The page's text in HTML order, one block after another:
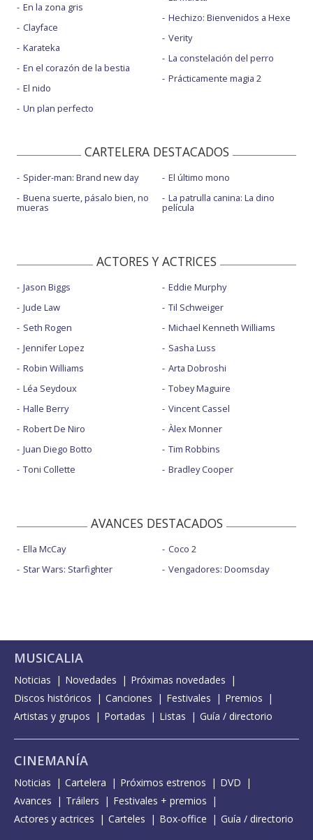
En la zona gris
Clayface
Karateka
En el corazón de la bestia
El nido
Un plan perfecto
Hechizo: Bienvenidos a Hexe
Verity
La constelación del perro
Prácticamente magia 2
CARTELERA DESTACADOS
Spider-man: Brand new day
Buena suerte, pásalo bien, no
mueras
El último mono
La patrulla canina: La dino
película
ACTORES Y ACTRICES
Jason Biggs
Jude Law
Seth Rogen
Jennifer Lopez
Robin Williams
Léa Seydoux
Halle Berry
Robert De Niro
Juan Diego Botto
Toni Collette
Eddie Murphy
Til Schweiger
Michael Kenneth Williams
Sasha Luss
Arta Dobroshi
Tobey Maguire
Vincent Cassel
Àlex Monner
Tim Robbins
Bradley Cooper
AVANCES DESTACADOS
Ella McCay
Star Wars: Starfighter
Coco 2
Vengadores: Doomsday
MUSICALIA
Noticias Novedades
Próximas novedades
Discos históricos
Canciones Festivales
Premios
Artistas y grupos
Portadas Listas Guía / directorio
CINEMANÍA
Noticias Cartelera Próximos estrenos
DVD
Avances
Tráilers
Festivales + premios
Actores y actrices
Carteles Box-office Guía / directorio